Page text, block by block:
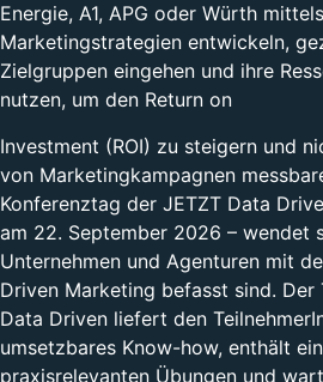
Energie, A1, APG oder Würth
Marketingstrategien entwickeln,
Zielgruppen eingehen und ihre
nutzen, um den Return on
Investment (ROI) zu steigern und
von Marketingkampagnen
Konferenztag der JETZT Data
am 22. September 2026 – wendet
Unternehmen und Agenturen mit
Driven Marketing befasst sind. Der
Data Driven liefert den
umsetzbares Know-how, enthält
praxisrelevanten Übungen und